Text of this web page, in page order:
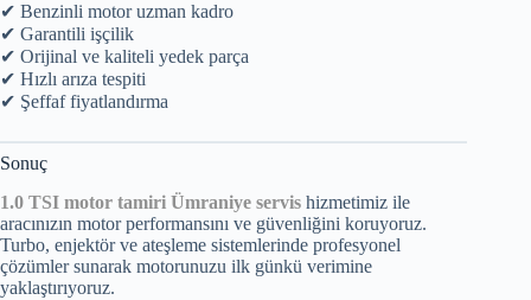
✔ Benzinli motor uzman kadro
✔ Garantili işçilik
✔ Orijinal ve kaliteli yedek parça
✔ Hızlı arıza tespiti
✔ Şeffaf fiyatlandırma
Sonuç
1.0 TSI motor tamiri Ümraniye servis hizmetimiz ile
aracınızın motor performansını ve güvenliğini koruyoruz.
Turbo, enjektör ve ateşleme sistemlerinde profesyonel
çözümler sunarak motorunuzu ilk günkü verimine
yaklaştırıyoruz.